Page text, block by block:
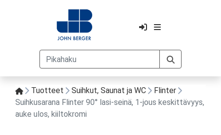
Tuotteet Suihkut, Saunat ja WC
Flinter
Suihkusarana Flinter 90° lasi-seinä, 1-jous keskittävyys,
auke ulos, kiiltokromi